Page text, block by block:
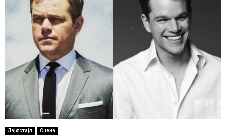
Лајфстајл Сцена